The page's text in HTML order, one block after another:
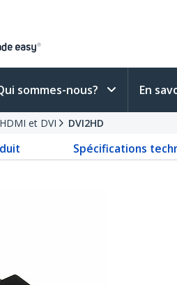
sommes-nous? En
et DVI DVI2HD
Spécifications